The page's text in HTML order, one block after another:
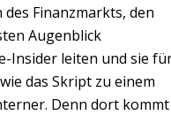
Finanzmarkts, den
Augenblick
Insider leiten und sie
das Skript zu einem
Denn dort kommt